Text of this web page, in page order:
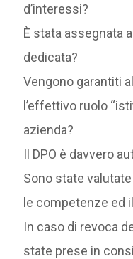
d’interessi?
È stata assegnata
dedicata?
Vengono garantiti
l’effettivo ruolo
azienda?
Il DPO è davvero
Sono state
le competenze ed
In caso di revoca
state prese in